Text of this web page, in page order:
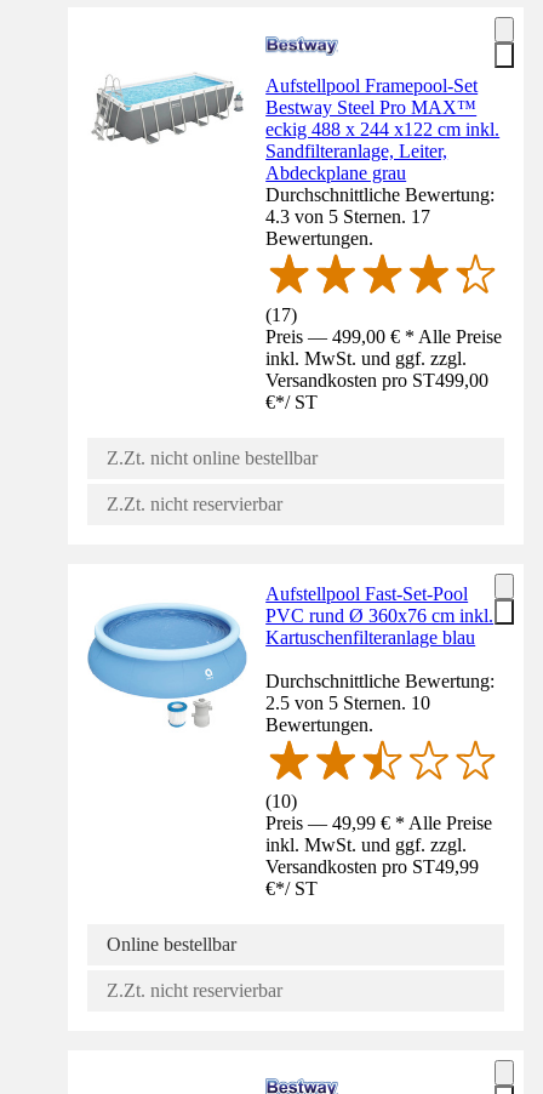
Aufstellpool Framepool-Set
Bestway Steel Pro MAX™
eckig 488 x 244 x122 cm inkl.
Sandfilteranlage, Leiter,
Abdeckplane grau
Durchschnittliche Bewertung:
4.3 von 5 Sternen. 17
Bewertungen.
(17)
Preis — 499,00 € * Alle Preise
inkl. MwSt. und ggf. zzgl.
Versandkosten pro ST499,00
€*/ ST
Z.Zt. nicht online bestellbar
Z.Zt. nicht reservierbar
Aufstellpool Fast-Set-Pool
PVC rund Ø 360x76 cm inkl.
Kartuschenfilteranlage blau
Durchschnittliche Bewertung:
2.5 von 5 Sternen. 10
Bewertungen.
(10)
Preis — 49,99 € * Alle Preise
inkl. MwSt. und ggf. zzgl.
Versandkosten pro ST49,99
€*/ ST
Online bestellbar
Z.Zt. nicht reservierbar